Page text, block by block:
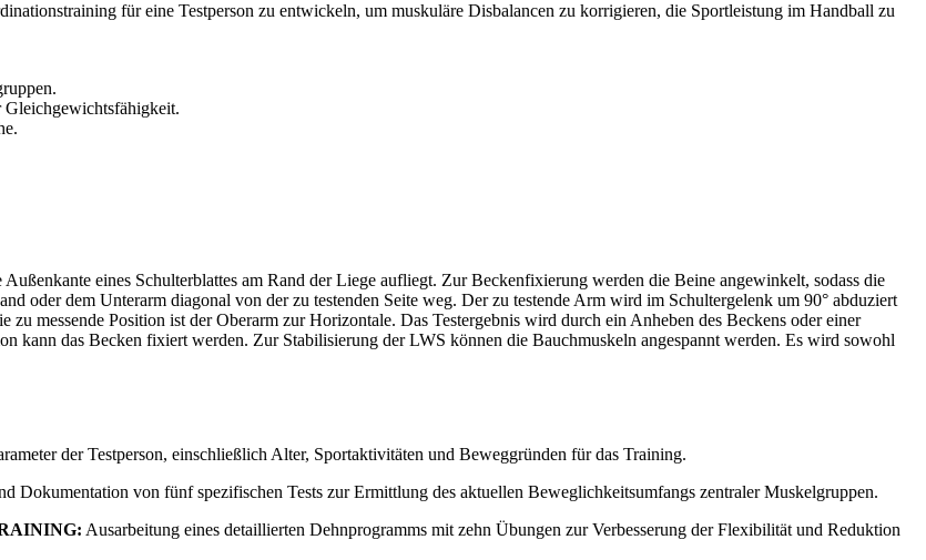
für eine Testperson zu entwickeln, um muskuläre Disbalancen zu korrigieren, die Sportleistung im Handball zu
Gleichgewichtsfähigkeit.
eines Schulterblattes am Rand der Liege aufliegt. Zur Beckenfixierung werden die Beine angewinkelt, sodass die
oder dem Unterarm diagonal von der zu testenden Seite weg. Der zu testende Arm wird im Schultergelenk um 90° abduziert
messende Position ist der Oberarm zur Horizontale. Das Testergebnis wird durch ein Anheben des Beckens oder einer
kann das Becken fixiert werden. Zur Stabilisierung der LWS können die Bauchmuskeln angespannt werden. Es wird sowohl
der Testperson, einschließlich Alter, Sportaktivitäten und Beweggründen für das Training.
Dokumentation von fünf spezifischen Tests zur Ermittlung des aktuellen Beweglichkeitsumfangs zentraler Muskelgruppen.
Ausarbeitung eines detaillierten Dehnprogramms mit zehn Übungen zur Verbesserung der Flexibilität und Reduktion